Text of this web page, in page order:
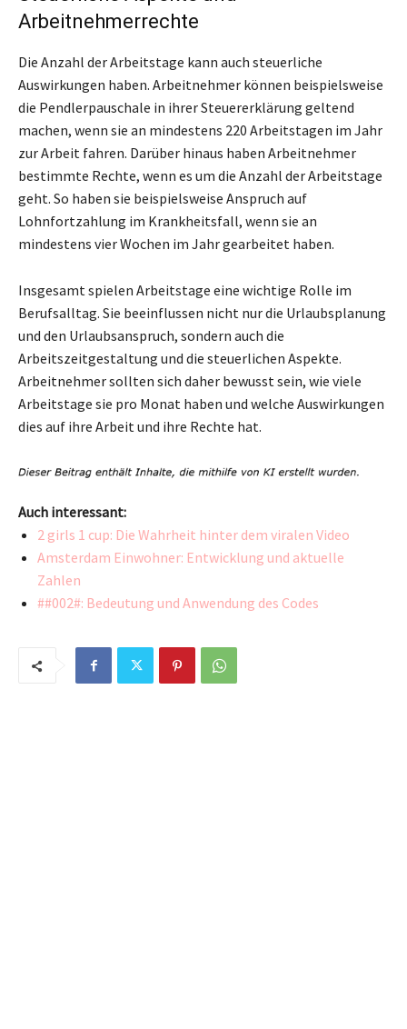
Arbeitnehmerrechte
Die Anzahl der Arbeitstage kann auch steuerliche
Auswirkungen haben. Arbeitnehmer können beispielsweise
die Pendlerpauschale in ihrer Steuererklärung geltend
machen, wenn sie an mindestens 220 Arbeitstagen im Jahr
zur Arbeit fahren. Darüber hinaus haben Arbeitnehmer
bestimmte Rechte, wenn es um die Anzahl der Arbeitstage
geht. So haben sie beispielsweise Anspruch auf
Lohnfortzahlung im Krankheitsfall, wenn sie an
mindestens vier Wochen im Jahr gearbeitet haben.
Insgesamt spielen Arbeitstage eine wichtige Rolle im
Berufsalltag. Sie beeinflussen nicht nur die Urlaubsplanung
und den Urlaubsanspruch, sondern auch die
Arbeitszeitgestaltung und die steuerlichen Aspekte.
Arbeitnehmer sollten sich daher bewusst sein, wie viele
Arbeitstage sie pro Monat haben und welche Auswirkungen
dies auf ihre Arbeit und ihre Rechte hat.
Auch interessant:
2 girls 1 cup: Die Wahrheit hinter dem viralen Video
Amsterdam Einwohner: Entwicklung und aktuelle
Zahlen
##002#: Bedeutung und Anwendung des Codes